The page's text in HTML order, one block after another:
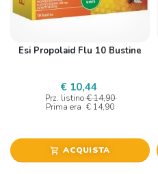
Esi Propolaid Flu 10 Bustine
€ 10,44
Prz. listino € 14,90
Prima era € 14,90
shopping_cart ACQUISTA